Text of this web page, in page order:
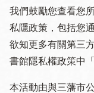
我們鼓勵您查看您
私隱政策，包括您
欲知更多有關第三
書館隱私權政策中「
本活動由與三藩市